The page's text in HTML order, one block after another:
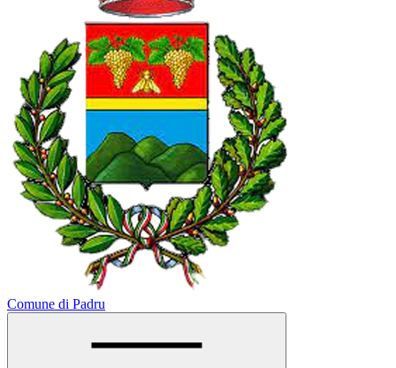
Comune di Padru